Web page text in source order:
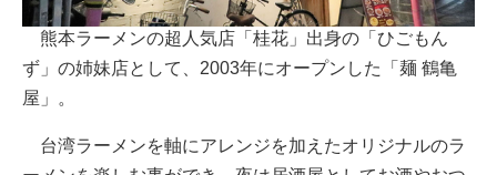
熊本ラーメンの超人気店「桂花」出身の「ひごもん
ず」の姉妹店として、2003年にオープンした「麺 鶴亀
屋」。
台湾ラーメンを軸にアレンジを加えたオリジナルのラ